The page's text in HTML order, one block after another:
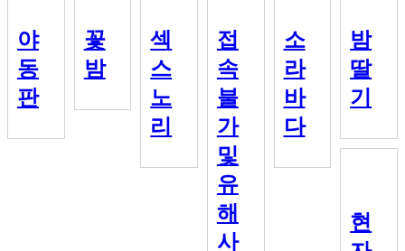
야
동
판
꽃
밤
섹
스
노
리
접
속
불
가
및
유
해
사
소
라
바
다
밤
딸
기
현